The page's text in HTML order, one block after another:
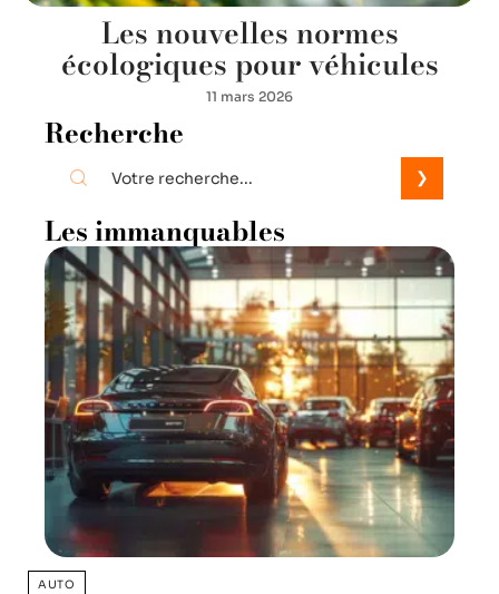
Les nouvelles normes
écologiques pour véhicules
11 mars 2026
Recherche
Les immanquables
AUTO